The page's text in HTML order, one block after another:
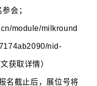
会；
module/milkround
nid-
获取详情）
名截止后，展位号将